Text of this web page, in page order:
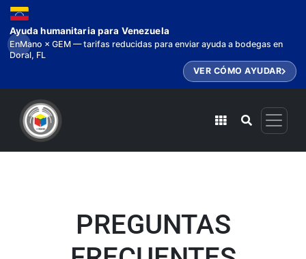
Ayuda humanitaria para Venezuela
EnMano × GEM — tarifas reducidas para enviar ayuda a bodegas en
Doral, FL
VER CÓMO AYUDAR
PREGUNTAS